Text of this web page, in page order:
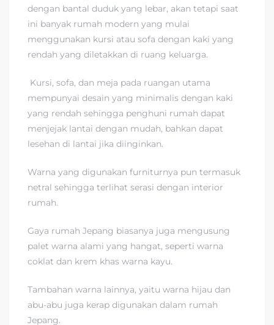
dengan bantal duduk yang lebar, akan tetapi saat
ini banyak rumah modern yang mulai
menggunakan kursi atau sofa dengan kaki yang
rendah yang diletakkan di ruang keluarga.
Kursi, sofa, dan meja pada ruangan utama
mempunyai desain yang minimalis dengan kaki
yang rendah sehingga penghuni rumah dapat
menjejak lantai dengan mudah, bahkan dapat
lesehan di lantai jika diinginkan.
Warna yang digunakan furniturnya pun termasuk
netral sehingga terlihat serasi dengan interior
rumah.
Gaya rumah Jepang biasanya juga mengusung
palet warna alami yang hangat, seperti warna
coklat dan krem khas warna kayu.
Tambahan warna lainnya, yaitu warna hijau dan
abu-abu juga kerap digunakan dalam rumah
Jepang.